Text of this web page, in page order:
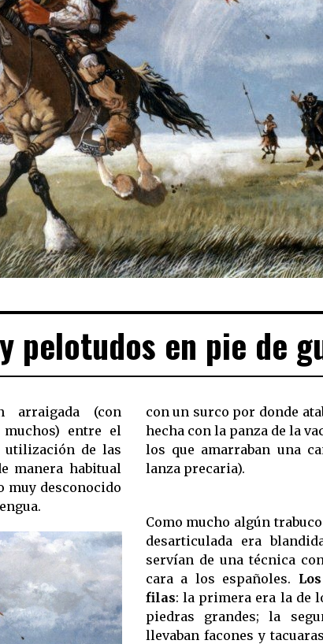
pelotudos en pie de
arraigada (con
entre el
utilización de las
manera habitual
muy desconocido
con un surco por donde
hecha con la panza de la
los que amarraban una
lanza precaria).
Como mucho algún
desarticulada era
servían de una técnica
cara a los españoles.
filas: la primera era la de
piedras grandes; la
llevaban facones y